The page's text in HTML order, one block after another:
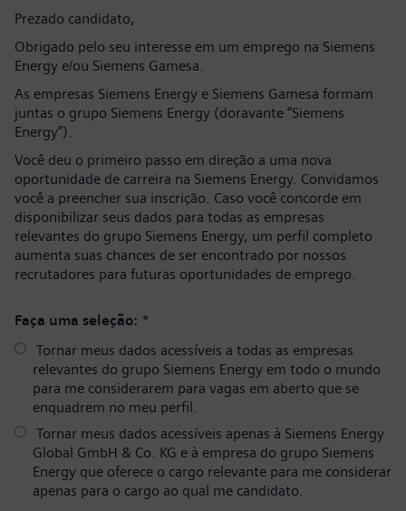
Prezado candidato,
Obrigado pelo seu interesse em um emprego na Siemens
Energy e/ou Siemens Gamesa.
As empresas Siemens Energy e Siemens Gamesa formam
juntas o grupo Siemens Energy (doravante “Siemens
Energy”).
Você deu o primeiro passo em direção a uma nova
oportunidade de carreira na Siemens Energy. Convidamos
você a preencher sua inscrição. Caso você concorde em
disponibilizar seus dados para todas as empresas
relevantes do grupo Siemens Energy, um perfil completo
aumenta suas chances de ser encontrado por nossos
recrutadores para futuras oportunidades de emprego.
Faça uma seleção: *
Tornar meus dados acessíveis a todas as empresas
relevantes do grupo Siemens Energy em todo o mundo
para me considerarem para vagas em aberto que se
enquadrem no meu perfil.
Tornar meus dados acessíveis apenas à Siemens Energy
Global GmbH & Co. KG e à empresa do grupo Siemens
Energy que oferece o cargo relevante para me considerar
apenas para o cargo ao qual me candidato.